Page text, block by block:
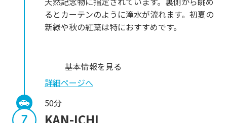
るとカーテンのように滝水が流れます。初夏の
新緑や秋の紅葉は特におすすめです。
基本情報を見る
詳細ページへ
50分
KAN-ICHI